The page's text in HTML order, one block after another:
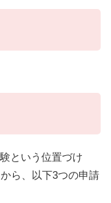
という位置づけ
ら、以下3つの申請